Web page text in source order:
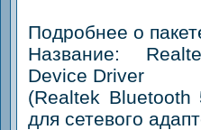
Подробнее о
Название:
Device Driver
(Realtek Bluetooth
для сетевого